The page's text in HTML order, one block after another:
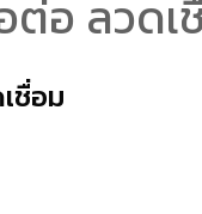
อ ลวดเ
ชื่อม